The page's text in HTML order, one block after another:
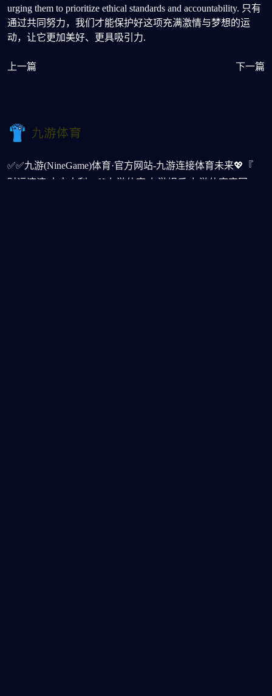
urging them to prioritize ethical standards and accountability. 只有
通过共同努力，我们才能保护好这项充满激情与梦想的运
动，让它更加美好、更具吸引力.
上一篇 下一篇
✅✅九游(NineGame)体育·官方网站-九游连接体育未来💖『
财运滚滚,大吉大利』💖九游体育,九游娱乐,九游体育官网,